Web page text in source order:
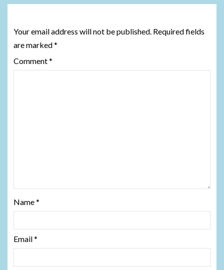
Your email address will not be published. Required fields
are marked*
Comment*
Name*
Email*